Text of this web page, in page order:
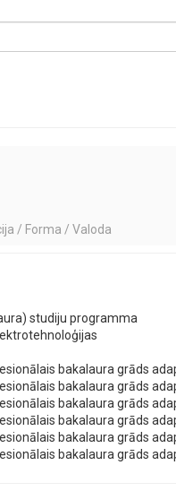
/ Forma / Valoda
studiju programma
bakalaura grāds
bakalaura grāds
bakalaura grāds
bakalaura grāds
bakalaura grāds
bakalaura grāds